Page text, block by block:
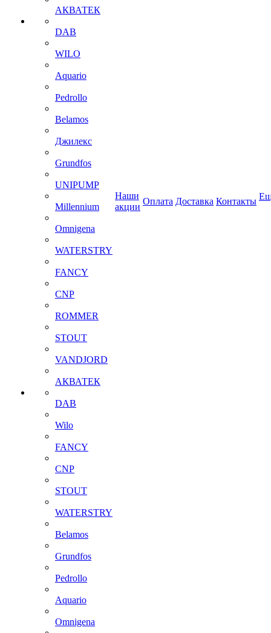
АКВАТЕК
DAB
WILO
Aquario
Pedrollo
Belamos
Джилекс
Grundfos
UNIPUMP
Millennium
Omnigena
WATERSTRY
FANCY
CNP
ROMMER
STOUT
VANDJORD
АКВАТЕК
DAB
Wilo
FANCY
CNP
STOUT
WATERSTRY
Belamos
Grundfos
Pedrollo
Aquario
Omnigena
Наши
акции
Оплата Доставка Контакты